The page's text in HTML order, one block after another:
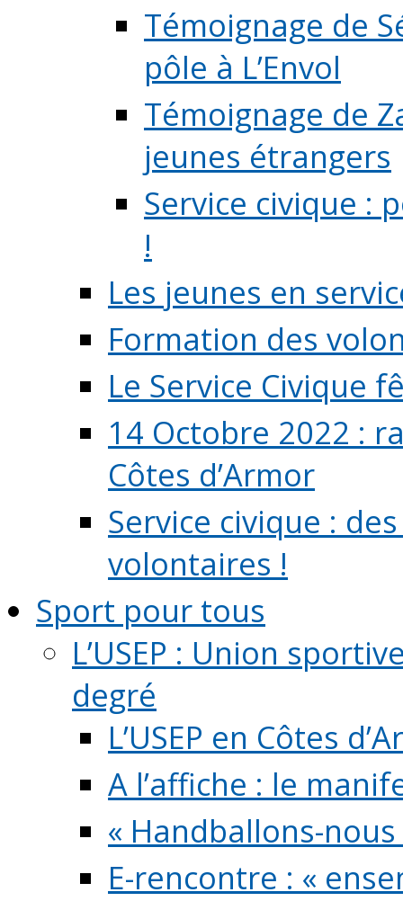
Témoignage de
pôle à L’Envol
Témoignage de
jeunes étrangers
Service civique :
!
Les jeunes en
Formation des
Le Service Civique
14 Octobre 2022 :
Côtes d’Armor
Service civique :
volontaires !
Sport pour tous
L’USEP : Union
degré
L’USEP en Côtes
A l’affiche : le
« Handballons-
E-rencontre : «